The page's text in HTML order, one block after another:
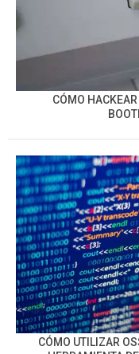
CÓMO
CÓMO UTILIZAR